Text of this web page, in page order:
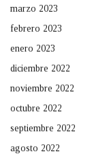
marzo 2023
febrero 2023
enero 2023
diciembre 2022
noviembre 2022
octubre 2022
septiembre 2022
agosto 2022